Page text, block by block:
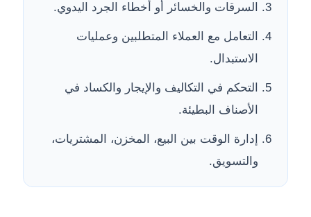
السرقات والخسائر أو أخطاء الجرد اليدوي.
التعامل مع العملاء المتطلبين وعمليات
الاستبدال.
التحكم في التكاليف والإيجار والكساد في
الأصناف البطيئة.
إدارة الوقت بين البيع، المخزن، المشتريات،
والتسويق.